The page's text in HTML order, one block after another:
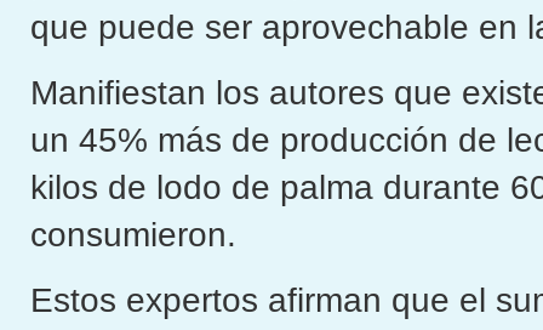
que puede ser aprovechable en
Manifiestan los autores que
un 45% más de producción de
kilos de lodo de palma durante
consumieron.
Estos expertos afirman que el